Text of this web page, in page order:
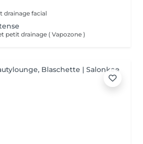
drainage facial
petit drainage ( Vapozone )